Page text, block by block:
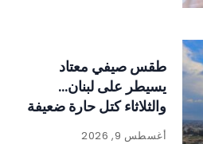
طقس صيفي معتاد
يسيطر على لبنان…
والثلاثاء كتل حارة ضعيفة
الفعالية
أغسطس 9, 2026